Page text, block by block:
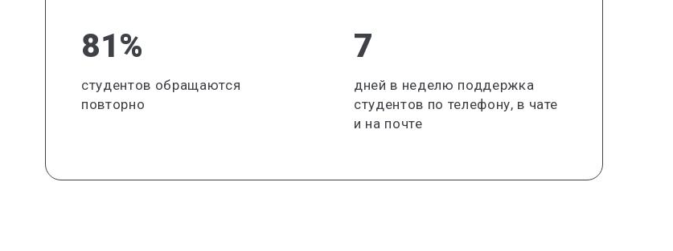
81%
студентов обращаются
повторно
7
дней в неделю поддержка
студентов по телефону, в чате
и на почте